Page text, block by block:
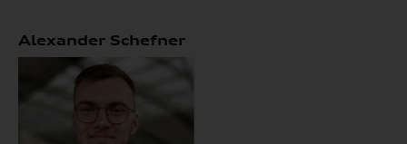
Alexander Schefner